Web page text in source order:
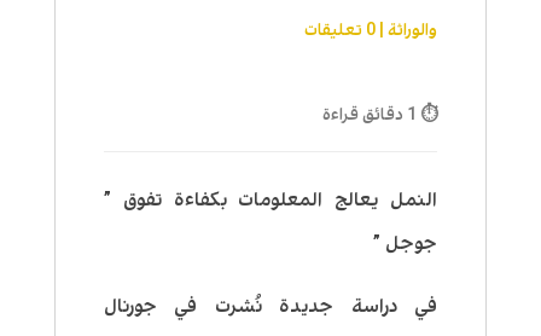
والوراثة| 0 تعليقات
⏱ 1 دقائق قراءة
النمل يعالج المعلومات بكفاءة تفوق ”
جوجل ”
في دراسة جديدة نُشرت في جورنال